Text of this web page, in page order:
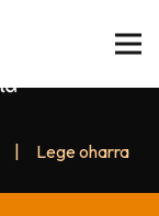
Lege oharra